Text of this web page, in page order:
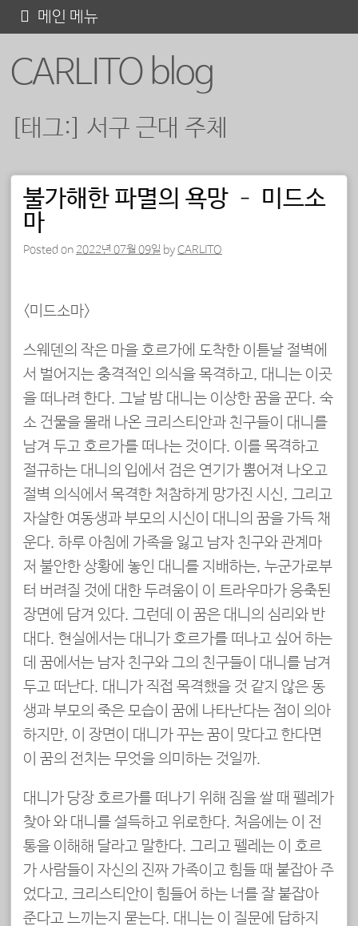
CARLITO blog
메인 메뉴
텐
[태그:] 서구 근대 주체
포스트 내비게이션
불가해한 파멸의 욕망 – 미드소
마
Posted on 2022년 07월 09일 byCARLITO
<미드소마>
스웨덴의 작은 마을 호르가에 도착한 이튿날 절벽에
서 벌어지는 충격적인 의식을 목격하고, 대니는 이곳
을 떠나려 한다. 그날 밤 대니는 이상한 꿈을 꾼다. 숙
소 건물을 몰래 나온 크리스티안과 친구들이 대니를
남겨 두고 호르가를 떠나는 것이다. 이를 목격하고
절규하는 대니의 입에서 검은 연기가 뿜어져 나오고
절벽 의식에서 목격한 처참하게 망가진 시신, 그리고
자살한 여동생과 부모의 시신이 대니의 꿈을 가득 채
운다. 하루 아침에 가족을 잃고 남자 친구와 관계마
저 불안한 상황에 놓인 대니를 지배하는, 누군가로부
터 버려질 것에 대한 두려움이 이 트라우마가 응축된
장면에 담겨 있다. 그런데 이 꿈은 대니의 심리와 반
대다. 현실에서는 대니가 호르가를 떠나고 싶어 하는
데 꿈에서는 남자 친구와 그의 친구들이 대니를 남겨
두고 떠난다. 대니가 직접 목격했을 것 같지 않은 동
생과 부모의 죽은 모습이 꿈에 나타난다는 점이 의아
하지만, 이 장면이 대니가 꾸는 꿈이 맞다고 한다면
이 꿈의 전치는 무엇을 의미하는 것일까.
대니가 당장 호르가를 떠나기 위해 짐을 쌀 때 펠레가
찾아 와 대니를 설득하고 위로한다. 처음에는 이 전
통을 이해해 달라고 말한다. 그리고 펠레는 이 호르
가 사람들이 자신의 진짜 가족이고 힘들 때 붙잡아 주
었다고, 크리스티안이 힘들어 하는 너를 잘 붙잡아
준다고 느끼는지 묻는다. 대니는 이 질문에 답하지